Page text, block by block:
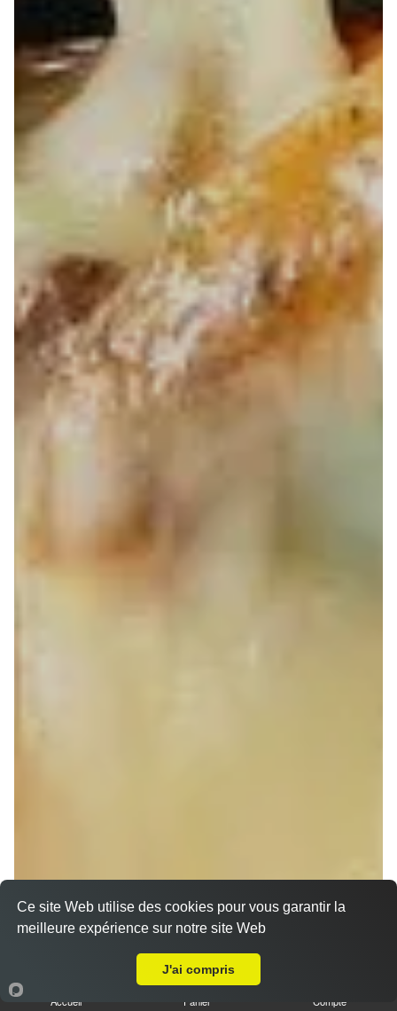
Nos Sandwichs à emporter proche La Wantzenau
(67610)
Sandwich döner poulet
Accueil Panier Compte
Ce site Web utilise des cookies pour vous garantir la
meilleure expérience sur notre site Web
J'ai compris